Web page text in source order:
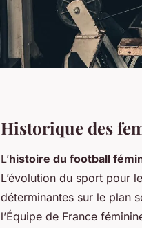
Historique des
L’histoire du football
L’évolution du sport pour
déterminantes sur le plan
l’Équipe de France